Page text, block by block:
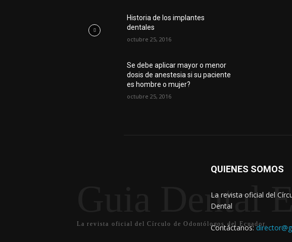
Historia de los implantes
dentales
octubre 25, 2016
Se debe aplicar mayor o menor
dosis de anestesia si su paciente
es hombre o mujer?
octubre 25, 2016
Guia Dental
La revista oficial del Círculo de Odontólogos del Ecuador.
QUIENES SOMOS
La revista oficial del
Dental
Contáctanos: